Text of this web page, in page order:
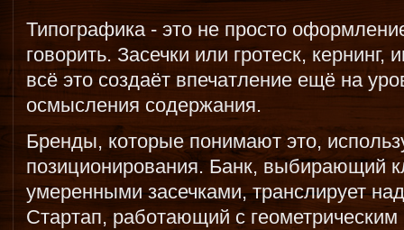
Типографика - это не просто
говорить. Засечки или гротеск,
всё это создаёт впечатление ещё на
осмысления содержания.
Бренды, которые понимают это,
позиционирования. Банк, выбирающий
умеренными засечками, транслирует
Стартап, работающий с